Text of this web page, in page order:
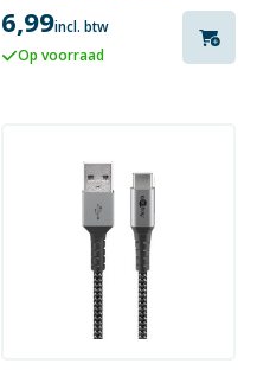
6,99incl. btw
Op voorraad